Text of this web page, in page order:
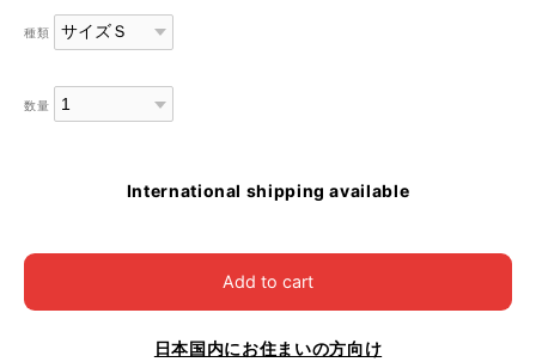
種類
数量
International shipping available
Add to cart
日本国内にお住まいの方向け